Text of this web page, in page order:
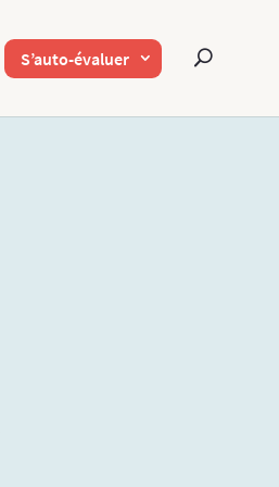
S’auto-évaluer